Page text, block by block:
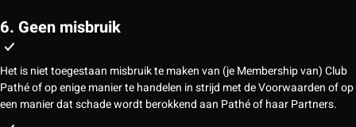
6. Geen misbruik
Het is niet toegestaan misbruik te maken van (je Membership van) Club
Pathé of op enige manier te handelen in strijd met de Voorwaarden of op
een manier dat schade wordt berokkend aan Pathé of haar Partners.